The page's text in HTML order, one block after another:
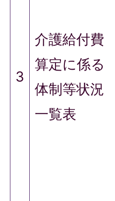
3
介護給付費
算定に係る
体制等状況
一覧表